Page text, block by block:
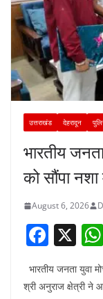
उत्तराखंड देहरादून
भारतीय
को सौंपा
August 6, 2026
F
c
X
भारतीय जनता युवा
श्री अनुराज क्षेत्री ने